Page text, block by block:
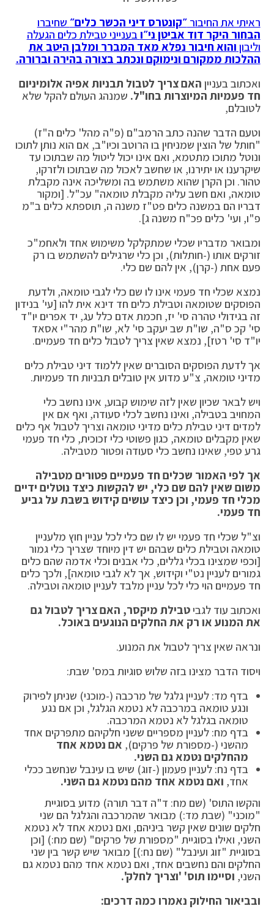
ראיתי את החיבור״קונטרס דיני הכשר כלים״ שחיברו
הבחור היקר דוד אביטן ני״ובענייני טבילת כלים הגעלה
וליבון והוא חיבור נפלא מאד המברר ומלבן היטב את
ההלכות ממקורם ונימוקם ונכתב בצורה בהירה וברורה.
ואכתוב בעניין האם צריך לטבול תבניות אפיה אלומיניום
חד פעמיות המיוצרות בחו"ל. שמנהג העולם להקל שלא
לטובלם,
וטעם הדבר שהנה כתב הרמב"ם (פ"ה מהל' כלים ה"ז)
"חותל של הוצין שמניחין בו הרוטב וכיו"ב, אם הוא נותן לתוכו
ונוטל מתוכו מתטמא, ואם אינו יכול ליטול מה שבתוכו עד
שיקרענו או יתירנו, או שחשב לאכול מה שבתוכו ולזרקו,
טהור. וכן הקרן שהוא משתמש בה ומשליכה אינה מקבלת
טומאה, ואם חשב עליה מקבלת טומאה" עכ"ל. [ומקור
דבריו הם במשנה כלים פט"ז משנה ה, תוספתא כלים ב"מ
פ"ו, ועי' כלים פכ"ח משנה ג].
ומבואר מדבריו שכלי שמתקלקל משימוש אחד ולאחמ"כ
זורקים אותו (-חותלות), וכן כלי שרגילים להשתמש בו רק
פעם אחת (-קרן), אין להם שם כלי.
נמצא שכלי חד פעמי אינו לו שם כלי לגבי טומאה, ולדעת
הפוסקים שטומאה וטבילת כלים חד דינא אית להו [עי' בנידון
זה בגידולי טהרה סי' יז, חכמת אדם כלל עג, יד אפרים יו"ד
סי' קכ ס"ה, שו"ת שב יעקב סי' לא, שו"ת מהר"י אסאד
יו"ד סי' רטז], נמצא שאין צריך לטבול כלים חד פעמיים.
אך לדעת הפוסקים הסוברים שאין ללמוד דיני טבילת כלים
מדיני טומאה, צ"ע מדוע אין טובלים תבניות חד פעמיות.
ויש לבאר שכיון שאין לזה שימוש קבוע, אינו נחשב כלי
המחויב בטבילה, ואינו נחשב לכלי סעודה, ואף אם אין
למדים דיני טבילת כלים מדיני טומאה וצריך לטבול אף כלים
שאין מקבלים טומאה, כגון פשוטי כלי זכוכית, כלי חד פעמי
גרע טפי, שאינו נחשב כלי סעודה ופטור מטבילה.
אך לפי האמור שכלים חד פעמיים פטורים מטבילה
משום שאין להם שם כלי, יש להקשות כיצד נוטלים ידיים
מכלי חד פעמי, וכן כיצד עושים קידוש בשבת על גביע
חד פעמי.
וצ"ל שכלי חד פעמי יש לו שם כלי לכל עניין חוץ מלעניין
טומאה וטבילת כלים שבהם יש דין מיוחד שצריך כלי גמור
[וכפי שמצינו בכלי גללים, כלי אבנים וכלי אדמה שהם כלים
גמורים לעניין נט"י וקידוש, אך לא לגבי טומאה], ולכך כלים
חד פעמיים הוי כלי לכל עניין מלבד לעניין טומאה וטבילה.
ואכתוב עוד לגביטבילת מיקסר, האם צריך לטבול גם
את המנוע או רק את החלקים הנוגעים באוכל.
ונראה שאין צריך לטבול את המנוע.
ויסוד הדבר מצינו בזה שלוש סוגיות במס' שבת:
בדף מד: לעניין גלגל של מרכבה (-מוכני) שניתן לפירוק
ונגע טומאה במרכבה לא נטמא הגלגל, וכן אם נגע
טומאה בגלגל לא נטמא המרכבה.
בדף מח: לעניין מספריים ששני חלקיהם מתפרקים אחד
מהשני (-מספורת של פרקים), אם נטמא אחד
מהחלקים נטמא גם השני.
בדף נח: לעניין פעמון (-זוג) שיש בו עינבל שנחשב ככלי
אחד, ואם נטמא אחד מהם נטמא גם השני.
והקשו התוס' (שם מח: ד"ה דבר תורה) מדוע בסוגיית
"מוכני" (שבת מד:) מבואר שהמרכבה והגלגל הם שני
חלקים שונים שאין קשר ביניהם, ואם נטמא אחד לא נטמא
השני, ואילו בסוגיית "מספורת של פרקים" (שם מח:) [וכן
בסוגיית "זוג ועינבל" (שם נח:)] מבואר שיש קשר בין שני
החלקים והם נחשבים אחד, ואם נטמא אחד מהם נטמא גם
השני, וסיימו תוס' 'וצריך לחלק'.
ובביאור החילוק נאמרו כמה דרכים: